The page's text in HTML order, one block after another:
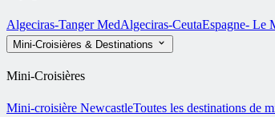
Algeciras-Tanger MedAlgeciras-CeutaEspagne- Le
Mini-Croisières & Destinations
Mini-Croisières
Mini-croisière NewcastleToutes les destinations de